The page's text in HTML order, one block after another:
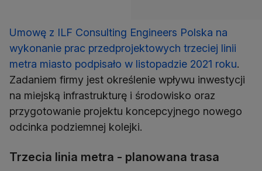
Umowę z ILF Consulting Engineers Polska na
wykonanie prac przedprojektowych trzeciej linii
metra miasto podpisało w listopadzie 2021 roku.
Zadaniem firmy jest określenie wpływu inwestycji
na miejską infrastrukturę i środowisko oraz
przygotowanie projektu koncepcyjnego nowego
odcinka podziemnej kolejki.
Trzecia linia metra - planowana trasa